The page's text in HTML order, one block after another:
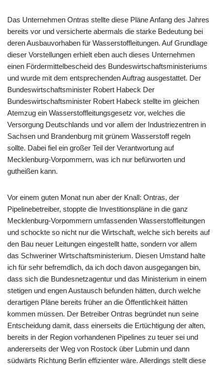
Das Unternehmen Ontras stellte diese Pläne Anfang des Jahres
bereits vor und versicherte abermals die starke Bedeutung bei
deren Ausbauvorhaben für Wasserstoffleitungen. Auf Grundlage
dieser Vorstellungen erhielt eben auch dieses Unternehmen
einen Fördermittelbescheid des Bundeswirtschaftsministeriums
und wurde mit dem entsprechenden Auftrag ausgestattet. Der
Bundeswirtschaftsminister Robert Habeck Der
Bundeswirtschaftsminister Robert Habeck stellte im gleichen
Atemzug ein Wasserstoffleitungsgesetz vor, welches die
Versorgung Deutschlands und vor allem der Industriezentren in
Sachsen und Brandenburg mit grünem Wasserstoff regeln
sollte. Dabei fiel ein großer Teil der Verantwortung auf
Mecklenburg-Vorpommern, was ich nur befürworten und
gutheißen kann.
Vor einem guten Monat nun aber der Knall: Ontras, der
Pipelinebetreiber, stoppte die Investitionspläne in die ganz
Mecklenburg-Vorpommern umfassenden Wasserstoffleitungen
und schockte so nicht nur die Wirtschaft, welche sich bereits auf
den Bau neuer Leitungen eingestellt hatte, sondern vor allem
das Schweriner Wirtschaftsministerium. Diesen Umstand halte
ich für sehr befremdlich, da ich doch davon ausgegangen bin,
dass sich die Bundesnetzagentur und das Ministerium in einem
stetigen und engen Austausch befunden hätten, durch welche
derartigen Pläne bereits früher an die Öffentlichkeit hätten
kommen müssen. Der Betreiber Ontras begründet nun seine
Entscheidung damit, dass einerseits die Ertüchtigung der alten,
bereits in der Region vorhandenen Pipelines zu teuer sei und
andererseits der Weg von Rostock über Lubmin und dann
südwärts Richtung Berlin effizienter wäre. Allerdings stellt diese